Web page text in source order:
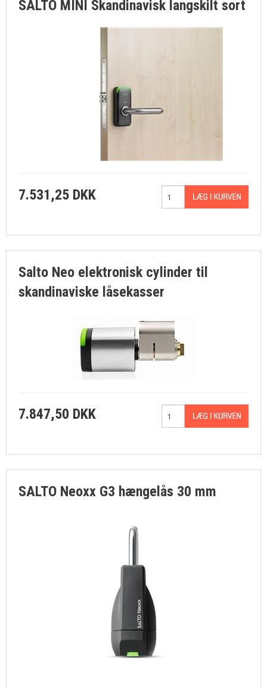
SALTO MINI Skandinavisk langskilt sort
7.531,25 DKK
Salto Neo elektronisk cylinder til
skandinaviske låsekasser
7.847,50 DKK
SALTO Neoxx G3 hængelås 30 mm